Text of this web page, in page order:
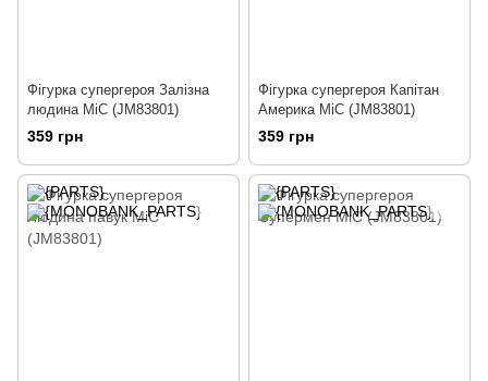
Фігурка супергероя Залізна
людина MiC (JM83801)
359 грн
Фігурка супергероя Капітан
Америка MiC (JM83801)
359 грн